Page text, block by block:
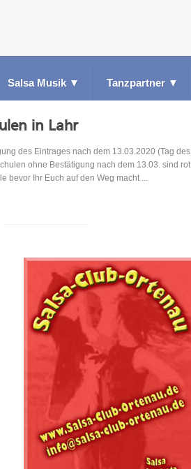
Salsa Musik ▼ Tanzpartner ▼
in Lahr
des Eintrages nach dem 13.03.2020 (Tag des
ohne Bestätigung nach dem 13.03. sind rot
bevor Ihr Euch auf den Weg macht ...